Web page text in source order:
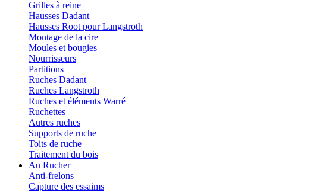
Grilles à reine
Hausses Dadant
Hausses Root pour Langstroth
Montage de la cire
Moules et bougies
Nourrisseurs
Partitions
Ruches Dadant
Ruches Langstroth
Ruches et éléments Warré
Ruchettes
Autres ruches
Supports de ruche
Toits de ruche
Traitement du bois
Au Rucher
Anti-frelons
Capture des essaims